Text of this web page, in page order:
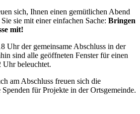
sich, Ihnen einen gemütlichen Abend
sie mit einer einfachen Sache: Bringen
mit!
Uhr der gemeinsame Abschluss in der
sind alle geöffneten Fenster für einen
Uhr beleuchtet.
am Abschluss freuen sich die
Spenden für Projekte in der Ortsgemeinde.